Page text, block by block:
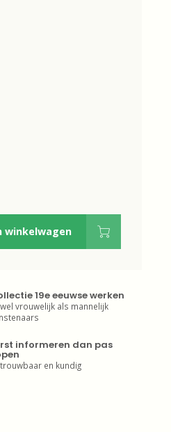
winkelwagen
19e eeuwse werken
vrouwelijk als mannelijk
informeren dan pas
en kundig